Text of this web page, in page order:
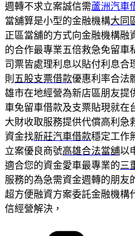
週轉不求立案誠信需蘆洲汽車
當舖算是小型的金融機構大同
正區當舖的方式向金融機構融
的合作最專業五倍救急免留車
司票皆處理利息以貼付利息合
則 五股支票借款優惠利率合法
雄市在地經營為新店區朋友提
車免留車借款及支票貼現就在
大財收取服務提供代償高利急
資金找新莊汽車借款穩定工作
立案優良商號高雄合法當舖以
適合您的資金愛車最專業的三
服務的為急需資金週轉的朋友
超方便融資方案委託金融機構
信經營解決，